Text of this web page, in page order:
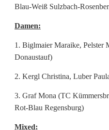
Blau-Weiß Sulzbach-
Damen:
1. Biglmaier Maraike, Pelster
Donaustauf)
2. Kergl Christina, Luber
3. Graf Mona (TC
Rot-Blau Regensburg)
Mixed: